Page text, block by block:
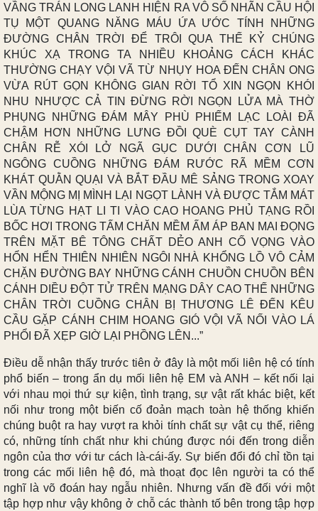
VẦNG TRÁN LONG LANH HIỆN RA VÔ SỐ NHÃN CẦU HỘI
TỤ MỘT QUANG NĂNG MÁU ỨA ƯỚC TÍNH NHỮNG
ĐƯỜNG CHÂN TRỜI ĐỂ TRÔI QUA THẾ KỶ CHÚNG
KHÚC XẠ TRONG TA NHIỀU KHOẢNG CÁCH KHÁC
THƯỜNG CHẠY VỘI VÃ TỪ NHỤY HOA ĐẾN CHÂN ONG
VỪA RÚT GỌN KHÔNG GIAN RỜI TỔ XIN NGỌN KHÓI
NHU NHƯỢC CẢ TIN ĐỪNG RỜI NGỌN LỬA MÀ THỜ
PHỤNG NHỮNG ĐÁM MÂY PHÙ PHIẾM LẠC LOÀI ĐÃ
CHẬM HƠN NHỮNG LƯNG ĐỒI QUÈ CỤT TAY CÀNH
CHÂN RỄ XÓI LỞ NGÃ GỤC DƯỚI CHÂN CƠN LŨ
NGÔNG CUỒNG NHỮNG ĐÁM RƯỚC RÃ MỀM CƠN
KHÁT QUẰN QUẠI VÀ BẮT ĐẦU MÊ SẢNG TRONG XOAY
VẦN MỘNG MỊ MÌNH LẠI NGỌT LÀNH VÀ ĐƯỢC TẮM MÁT
LÙA TỪNG HẠT LI TI VÀO CAO HOANG PHỦ TẠNG RỒI
BỐC HƠI TRONG TẤM CHĂN MỀM ẤM ÁP BAN MAI ĐỌNG
TRÊN MẶT BÊ TÔNG CHẤT DẺO ANH CỐ VỌNG VÀO
HỔN HỂN THIÊN NHIÊN NGÔI NHÀ KHỔNG LỒ VÔ CẢM
CHẶN ĐƯỜNG BAY NHỮNG CÁNH CHUỒN CHUỒN BÊN
CÁNH DIỀU ĐỘT TỬ TRÊN MẠNG DÂY CAO THẾ NHỮNG
CHÂN TRỜI CUỒNG CHÂN BỊ THƯƠNG LÊ ĐẾN KÊU
CẦU GẶP CÁNH CHIM HOANG GIÓ VỘI VÃ NỐI VÀO LÁ
PHỔI ĐÃ XẸP GIỜ LẠI PHỒNG LÊN...”
Điều dễ nhận thấy trước tiên ở đây là một mối liên hệ có tính
phổ biến – trong ẩn dụ mối liên hệ EM và ANH – kết nối lại
với nhau mọi thứ sự kiện, tình trạng, sự vật rất khác biệt, kết
nối như trong một biến cố đoản mạch toàn hệ thống khiến
chúng buột ra hay vượt ra khỏi tính chất sự vật cụ thể, riêng
có, những tính chất như khi chúng được nói đến trong diễn
ngôn của thơ với tư cách là-cái-ấy. Sự biến đổi đó chỉ tồn tại
trong các mối liên hệ đó, mà thoạt đọc lên người ta có thể
nghĩ là võ đoán hay ngẫu nhiên. Nhưng vấn đề đối với một
tập hợp như vậy không ở chỗ các thành tố bên trong tập hợp